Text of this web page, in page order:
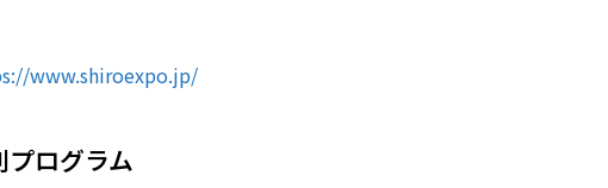
www.shiroexpo.jp/
ログラム